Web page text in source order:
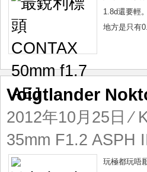
1.8d還要輕
地方是只有
Voigtlander
2012年10月25日 ⁄
35mm F1.2 ASPH
玩極都玩唔